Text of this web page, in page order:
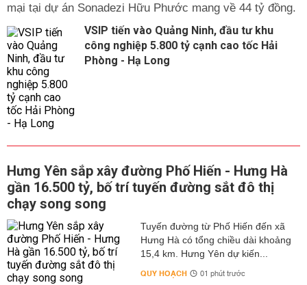
mại tại dự án Sonadezi Hữu Phước mang về 44 tỷ đồng.
VSIP tiến vào Quảng Ninh, đầu tư khu
công nghiệp 5.800 tỷ cạnh cao tốc Hải
Phòng - Hạ Long
Hưng Yên sắp xây đường Phố Hiến - Hưng Hà
gần 16.500 tỷ, bố trí tuyến đường sắt đô thị
chạy song song
Tuyến đường từ Phố Hiến đến xã
Hưng Hà có tổng chiều dài khoảng
15,4 km. Hưng Yên dự kiến...
QUY HOẠCH 01 phút trước